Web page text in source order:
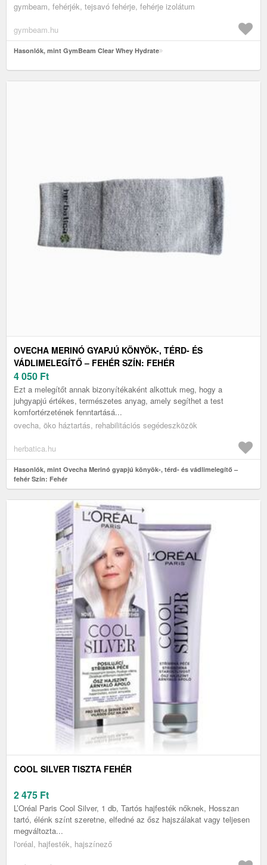
gymbeam, fehérjék, tejsavó fehérje, fehérje izolátum
gymbeam.hu
Hasonlók, mint GymBeam Clear Whey Hydrate
OVECHA MERINÓ GYAPJÚ KÖNYÖK-, TÉRD- ÉS
VÁDLIMELEGÍTŐ – FEHÉR SZÍN: FEHÉR
4 050 Ft
Ezt a melegítőt annak bizonyítékaként alkottuk meg, hogy a
juhgyapjú értékes, természetes anyag, amely segíthet a test
komfortérzetének fenntartásá...
ovecha, öko háztartás, rehabilitációs segédeszközök
herbatica.hu
Hasonlók, mint Ovecha Merinó gyapjú könyök-, térd- és vádlimelegítő –
fehér Szín: Fehér
COOL SILVER TISZTA FEHÉR
2 475 Ft
L’Oréal Paris Cool Silver, 1 db, Tartós hajfesték nőknek, Hosszan
tartó, élénk színt szeretne, elfedné az ősz hajszálakat vagy teljesen
megváltozta...
l'oréal, hajfesték, hajszínező